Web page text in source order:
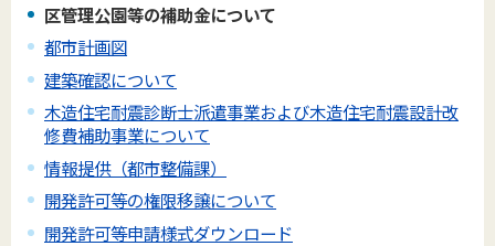
区管理公園等の補助金について
都市計画図
建築確認について
木造住宅耐震診断士派遣事業および木造住宅耐震設計改
修費補助事業について
情報提供（都市整備課）
開発許可等の権限移譲について
開発許可等申請様式ダウンロード